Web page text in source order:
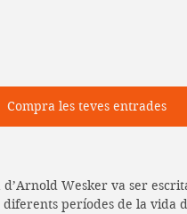
Compra les teves entrades
d’Arnold Wesker va ser
períodes de la vida